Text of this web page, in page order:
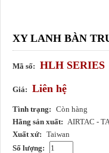
XY LANH BÀN
Mã số: HLH SERIES
Giá: Liên hệ
Tình trạng:
Còn hàng
Hãng sản xuất: AIRTAC -
Xuất xứ:
Taiwan
Số lượng: